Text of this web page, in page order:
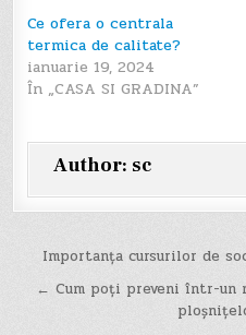
Ce ofera o centrala
termica de calitate?
ianuarie 19, 2024
În „CASA SI GRADINA”
Author: sc
Navigare
în
Importanța cursurilor de
← Cum poți preveni într-un